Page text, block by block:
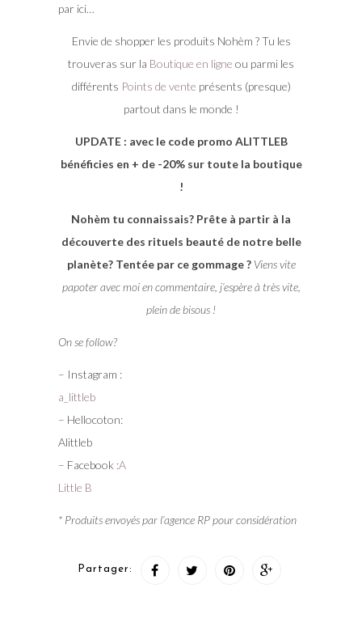
par ici…
Envie de shopper les produits Nohèm ? Tu les
trouveras sur la Boutique en ligne ou parmi les
différents Points de vente présents (presque)
partout dans le monde !
UPDATE : avec le code promo ALITTLEB
bénéficies en + de -20% sur toute la boutique
!
Nohèm tu connaissais? Prête à partir à la
découverte des rituels beauté de notre belle
planète? Tentée par ce gommage ? Viens vite
papoter avec moi en commentaire, j’espère à très vite,
plein de bisous !
On se follow?
– Instagram :
a_littleb
– Hellocoton:
Alittleb
– Facebook :A
Little B
* Produits envoyés par l’agence RP pour considération
Partager: